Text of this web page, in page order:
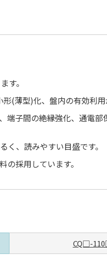
す。
(薄型)化、盤内の有効利用
端子間の絶縁強化、通電
く、読みやすい目盛です。
の採用しています。
CQ□-